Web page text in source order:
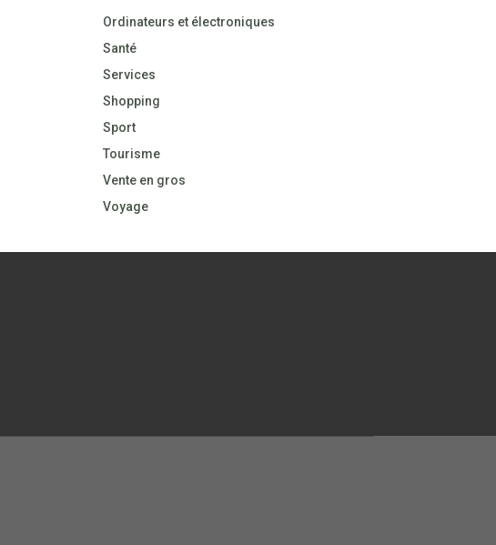
Ordinateurs et électroniques
Santé
Services
Shopping
Sport
Tourisme
Vente en gros
Voyage